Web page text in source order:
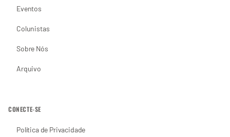
Eventos
Colunistas
Sobre Nós
Arquivo
CONECTE-SE
Política de Privacidade